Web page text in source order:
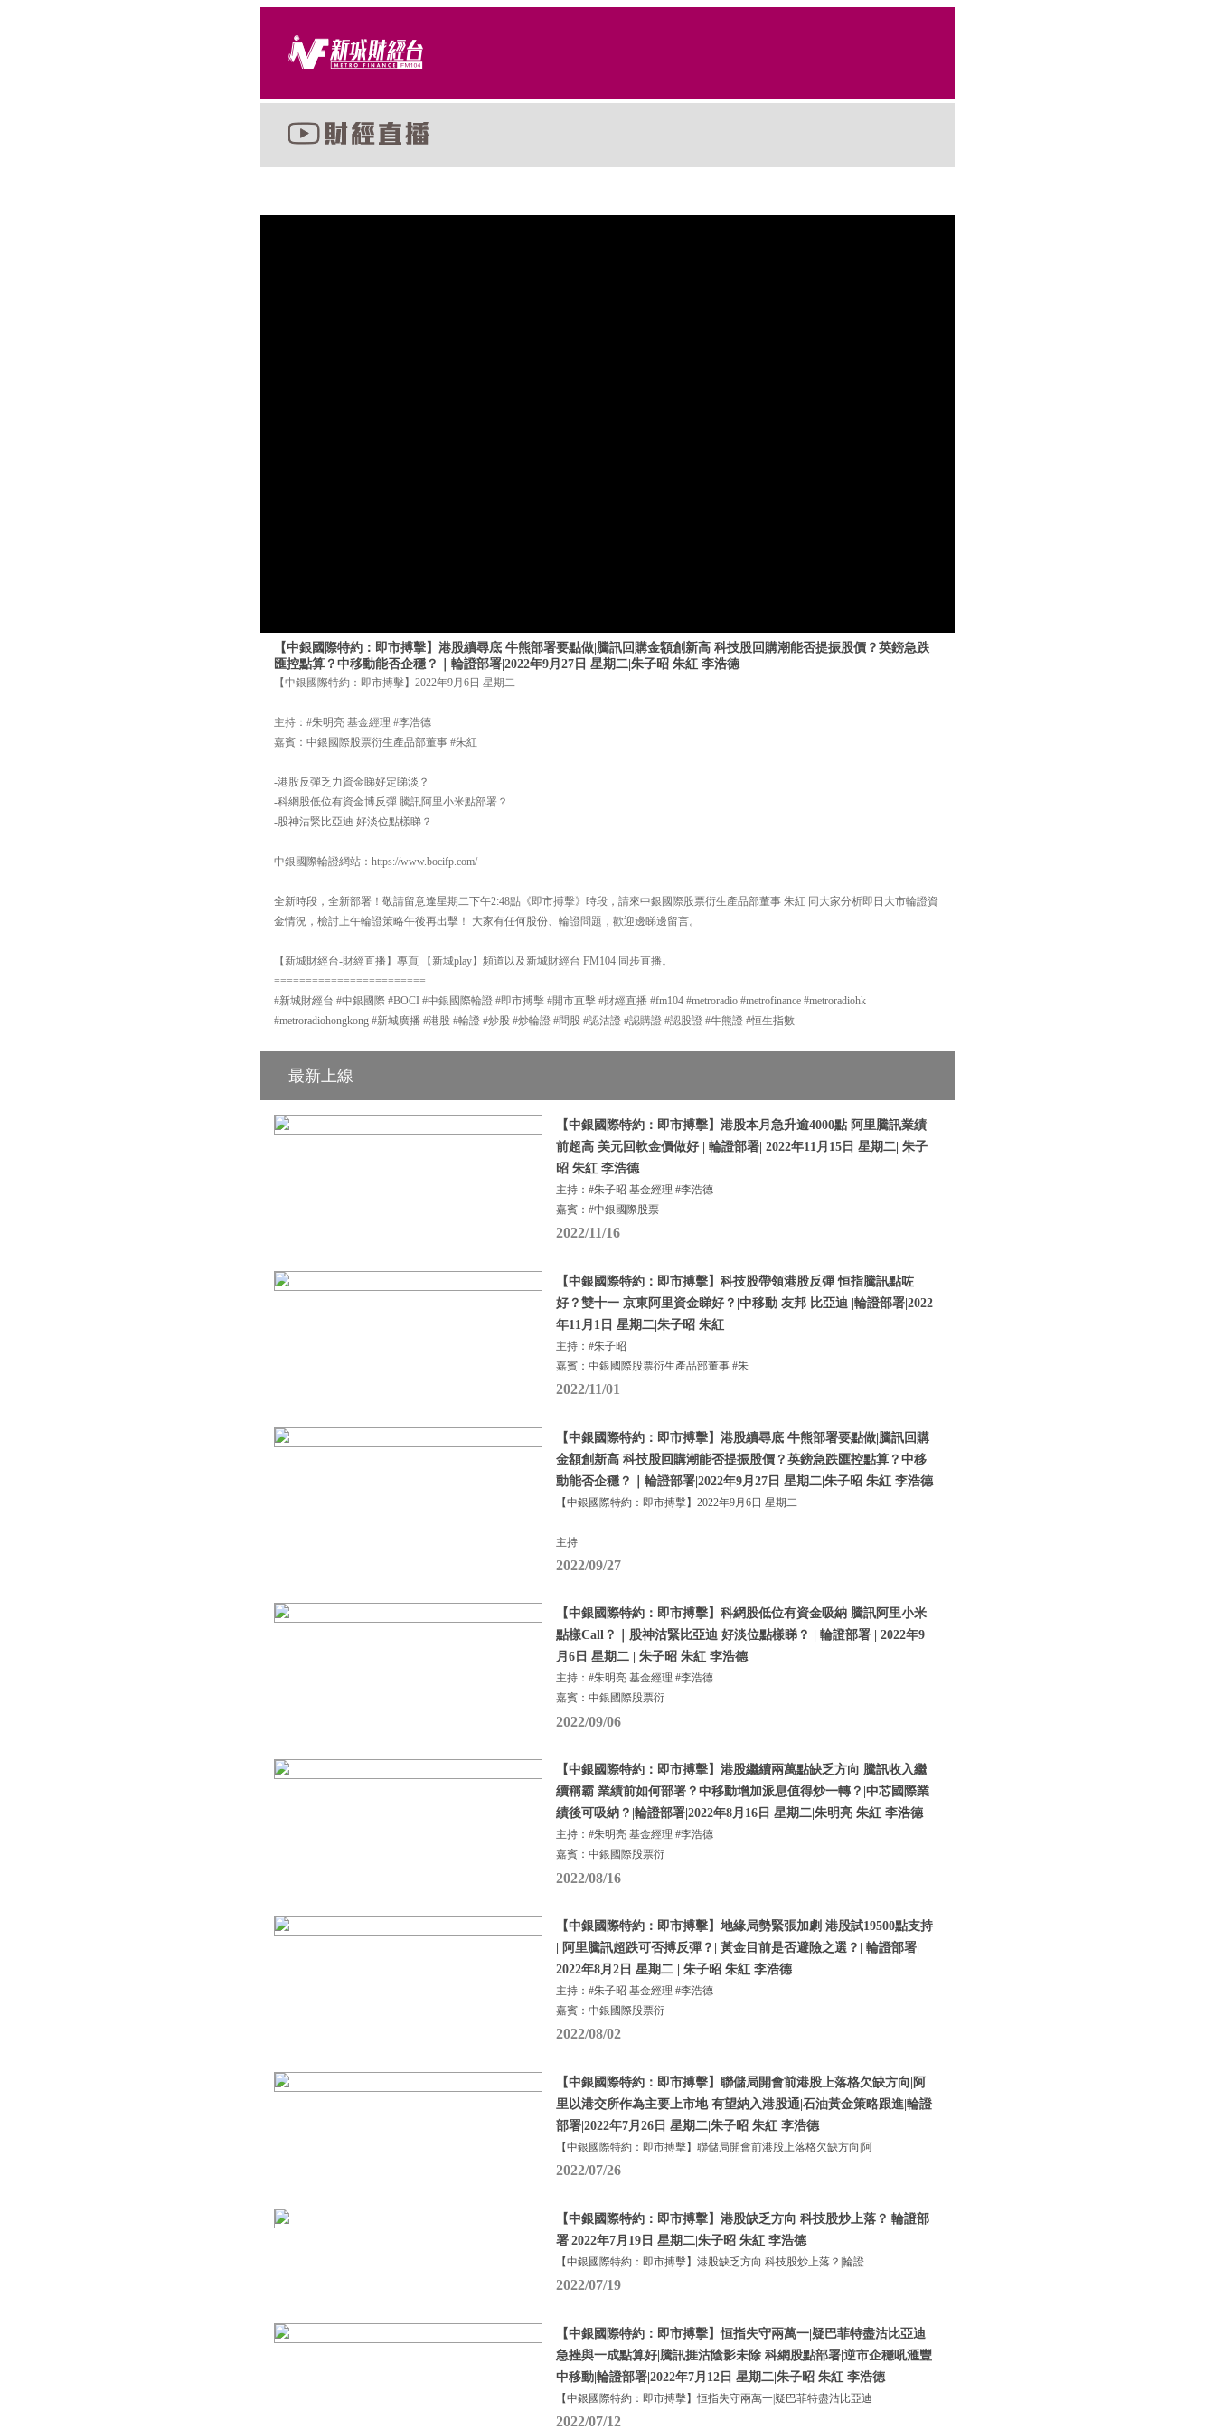
【中銀國際特約：即市搏擊】港股續尋底 牛熊部署要點做|騰訊回購金額創新高 科技股回購潮能否提振股價？英鎊急跌
匯控點算？中移動能否企穩？｜輪證部署|2022年9月27日 星期二|朱子昭 朱紅 李浩德
【中銀國際特約：即市搏擊】2022年9月6日 星期二
主持：#朱明亮 基金經理 #李浩德
嘉賓：中銀國際股票衍生產品部董事 #朱紅
-港股反彈乏力資金睇好定睇淡？
-科網股低位有資金博反彈 騰訊阿里小米點部署？
-股神沽緊比亞迪 好淡位點樣睇？
中銀國際輪證網站：https://www.bocifp.com/
全新時段，全新部署！敬請留意逢星期二下午2:48點《即市搏擊》時段，請來中銀國際股票衍生產品部董事 朱紅 同大家分析即日大市輪證資
金情況，檢討上午輪證策略午後再出擊！ 大家有任何股份、輪證問題，歡迎邊睇邊留言。
【新城財經台-財經直播】專頁 【新城play】頻道以及新城財經台 FM104 同步直播。
========================
#新城財經台 #中銀國際 #BOCI #中銀國際輪證 #即市搏擊 #開市直擊 #財經直播 #fm104 #metroradio #metrofinance #metroradiohk
#metroradiohongkong #新城廣播 #港股 #輪證 #炒股 #炒輪證 #問股 #認沽證 #認購證 #認股證 #牛熊證 #恒生指數
最新上線
【中銀國際特約：即市搏擊】港股本月急升逾4000點 阿里騰訊業績
前超高 美元回軟金價做好 | 輪證部署| 2022年11月15日 星期二| 朱子
昭 朱紅 李浩德
主持：#朱子昭 基金經理 #李浩德
嘉賓：#中銀國際股票
2022/11/16
【中銀國際特約：即市搏擊】科技股帶領港股反彈 恒指騰訊點咗
好？雙十一 京東阿里資金睇好？|中移動 友邦 比亞迪 |輪證部署|2022
年11月1日 星期二|朱子昭 朱紅
主持：#朱子昭
嘉賓：中銀國際股票衍生產品部董事 #朱
2022/11/01
【中銀國際特約：即市搏擊】港股續尋底 牛熊部署要點做|騰訊回購
金額創新高 科技股回購潮能否提振股價？英鎊急跌匯控點算？中移
動能否企穩？｜輪證部署|2022年9月27日 星期二|朱子昭 朱紅 李浩德
【中銀國際特約：即市搏擊】2022年9月6日 星期二
主持
2022/09/27
【中銀國際特約：即市搏擊】科網股低位有資金吸納 騰訊阿里小米
點樣Call？｜股神沽緊比亞迪 好淡位點樣睇？ | 輪證部署 | 2022年9
月6日 星期二 | 朱子昭 朱紅 李浩德
主持：#朱明亮 基金經理 #李浩德
嘉賓：中銀國際股票衍
2022/09/06
【中銀國際特約：即市搏擊】港股繼續兩萬點缺乏方向 騰訊收入繼
續稱霸 業績前如何部署？中移動增加派息值得炒一轉？|中芯國際業
績後可吸納？|輪證部署|2022年8月16日 星期二|朱明亮 朱紅 李浩德
主持：#朱明亮 基金經理 #李浩德
嘉賓：中銀國際股票衍
2022/08/16
【中銀國際特約：即市搏擊】地緣局勢緊張加劇 港股試19500點支持
| 阿里騰訊超跌可否搏反彈？| 黃金目前是否避險之選？| 輪證部署|
2022年8月2日 星期二 | 朱子昭 朱紅 李浩德
主持：#朱子昭 基金經理 #李浩德
嘉賓：中銀國際股票衍
2022/08/02
【中銀國際特約：即市搏擊】聯儲局開會前港股上落格欠缺方向|阿
里以港交所作為主要上市地 有望納入港股通|石油黃金策略跟進|輪證
部署|2022年7月26日 星期二|朱子昭 朱紅 李浩德
【中銀國際特約：即市搏擊】聯儲局開會前港股上落格欠缺方向|阿
2022/07/26
【中銀國際特約：即市搏擊】港股缺乏方向 科技股炒上落？|輪證部
署|2022年7月19日 星期二|朱子昭 朱紅 李浩德
【中銀國際特約：即市搏擊】港股缺乏方向 科技股炒上落？|輪證
2022/07/19
【中銀國際特約：即市搏擊】恒指失守兩萬一|疑巴菲特盡沽比亞迪
急挫與一成點算好|騰訊捱沽陰影未除 科網股點部署|逆市企穩吼滙豐
中移動|輪證部署|2022年7月12日 星期二|朱子昭 朱紅 李浩德
【中銀國際特約：即市搏擊】恒指失守兩萬一|疑巴菲特盡沽比亞迪
2022/07/12